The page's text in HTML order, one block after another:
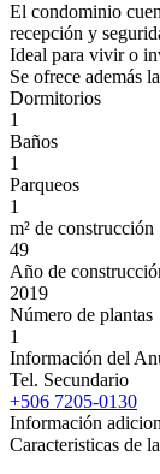
El condominio
recepción y
Ideal para vivir o
Se ofrece además
Dormitorios
1
Baños
1
Parqueos
1
m² de construcción
49
Año de
2019
Número de plantas
1
Información del
Tel. Secundario
+506 7205-0130
Información
Caracteristicas de